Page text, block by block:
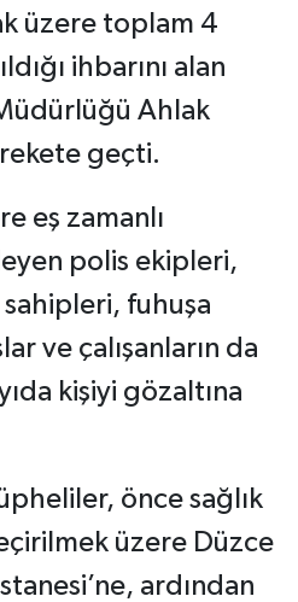
üzere toplam 4
ihbarını alan
Ahlak
geçti.
eş zamanlı
polis ekipleri,
fuhuşa
ve çalışanların da
kişiyi gözaltına
önce sağlık
üzere Düzce
ardından